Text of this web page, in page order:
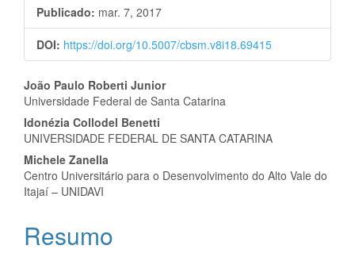
Publicado: mar. 7, 2017
DOI: https://doi.org/10.5007/cbsm.v8i18.69415
Conteúdo
do
artigo
principal
João Paulo Roberti Junior
Universidade Federal de Santa Catarina
Idonézia Collodel Benetti
UNIVERSIDADE FEDERAL DE SANTA CATARINA
Michele Zanella
Centro Universitário para o Desenvolvimento do Alto Vale do
Itajaí – UNIDAVI
Resumo